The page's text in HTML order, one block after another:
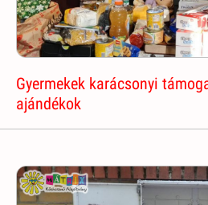
Gyermekek karácsonyi
ajándékok